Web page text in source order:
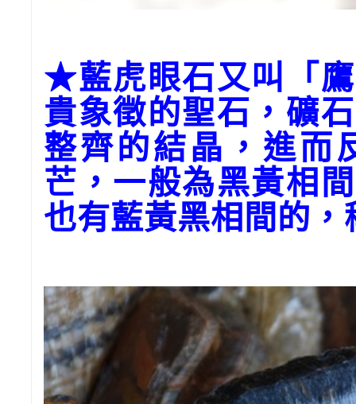
★藍虎眼石又叫「
貴象徵的聖石，礦
整齊的結晶，進而
芒，一般為黑黃相
也有藍黃黑相間的